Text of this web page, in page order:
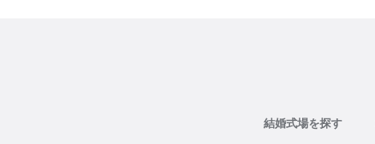
結婚式場を探す